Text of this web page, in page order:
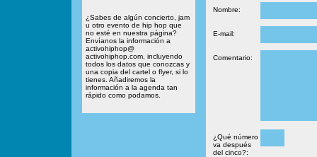
¿Sabes de algún concierto, jam
u otro evento de hip hop que
no esté en nuestra página?
Envíanos la información a
activohiphop@
activohiphop.com, incluyendo
todos los datos que conozcas y
una copia del cartel o flyer, si lo
tienes. Añadiremos la
información a la agenda tan
rápido como podamos.
Nombre:
E-mail:
Comentario:
¿Qué número
va después
del cinco?: